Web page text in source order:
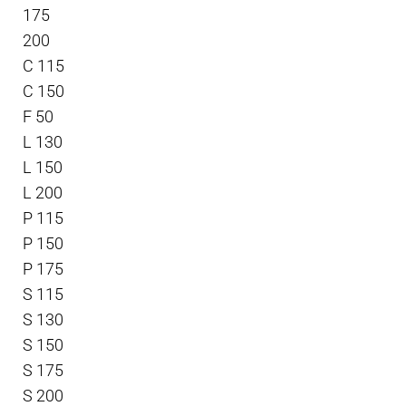
175
200
C 115
C 150
F 50
L 130
L 150
L 200
P 115
P 150
P 175
S 115
S 130
S 150
S 175
S 200